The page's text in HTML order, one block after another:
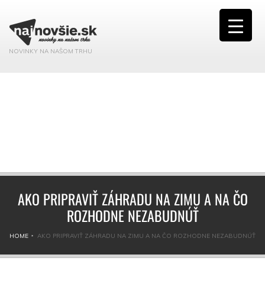
NOVINKY NA NAŠOM TRHU
AKO PRIPRAVIŤ ZÁHRADU NA ZIMU A NA ČO
ROZHODNE NEZABUDNÚŤ
HOME AKO PRIPRAVIŤ ZÁHRADU NA ZIMU A NA ČO ROZHODNE NEZABUDNÚŤ